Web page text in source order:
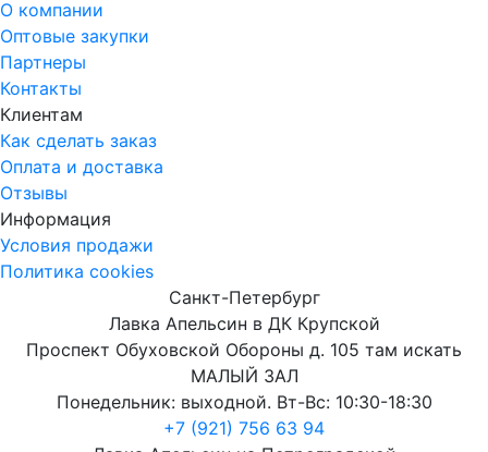
О компании
Оптовые закупки
Партнеры
Контакты
Клиентам
Как сделать заказ
Оплата и доставка
Отзывы
Информация
Условия продажи
Политика cookies
Санкт-Петербург
Лавка Апельсин в ДК Крупской
Проспект Обуховской Обороны д. 105 там искать
МАЛЫЙ ЗАЛ
Понедельник: выходной. Вт-Вс: 10:30-18:30
+7 (921) 756 63 94